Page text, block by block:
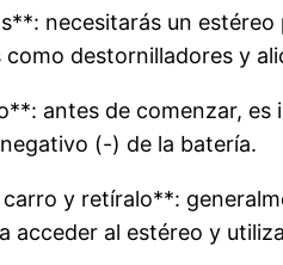
necesitarás un
destornilladores y
antes de comenzar,
(-) de la batería.
y retíralo**:
acceder al estéreo y